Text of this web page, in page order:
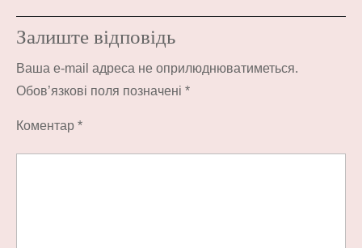
Залиште відповідь
Ваша e-mail адреса не оприлюднюватиметься.
Обов’язкові поля позначені *
Коментар *